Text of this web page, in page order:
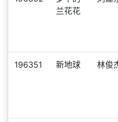
兰花花
196351 新地球 林俊